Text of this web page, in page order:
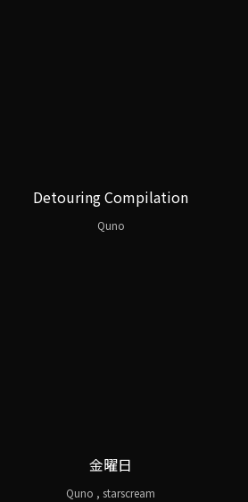
Detouring Compilation
Quno
金曜日
Quno , starscream